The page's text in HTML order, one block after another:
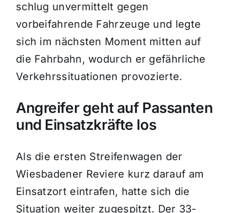
schlug unvermittelt gegen
vorbeifahrende Fahrzeuge und legte
sich im nächsten Moment mitten auf
die Fahrbahn, wodurch er gefährliche
Verkehrssituationen provozierte.
Angreifer geht auf Passanten
und Einsatzkräfte los
Als die ersten Streifenwagen der
Wiesbadener Reviere kurz darauf am
Einsatzort eintrafen, hatte sich die
Situation weiter zugespitzt. Der 33-